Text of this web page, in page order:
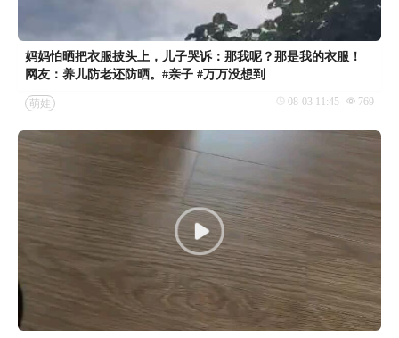
妈妈怕晒把衣服披头上，儿子哭诉：那我呢？那是我的衣服！
网友：养儿防老还防晒。#亲子 #万万没想到
萌娃 08-03 11:45 769